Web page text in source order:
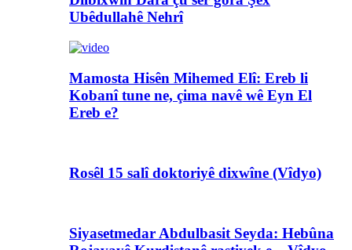
Ubêdullahê Nehrî
Mamosta Hisên Mihemed Elî: Ereb li
Kobanî tune ne, çima navê wê Eyn El
Ereb e?
Rosêl 15 salî doktoriyê dixwîne (Vîdyo)
Siyasetmedar Abdulbasit Seyda: Hebûna